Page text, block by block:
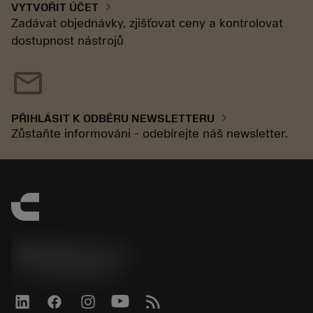
VYTVOŘIT ÚČET chevron_right
Zadávat objednávky, zjišťovat ceny a kontrolovat
dostupnost nástrojů
mail
PŘIHLÁSIT K ODBĚRU NEWSLETTERU chevron_right
Zůstaňte informováni - odebírejte náš newsletter.